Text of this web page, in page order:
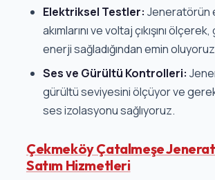
Elektriksel Testler: Jeneratörün
akımlarını ve voltaj çıkışını
enerji sağladığından emin
Ses ve Gürültü Kontrolleri:
gürültü seviyesini ölçüyor ve
ses izolasyonu sağlıyoruz.
Çekmeköy Çatalmeşe
Satım Hizmetleri